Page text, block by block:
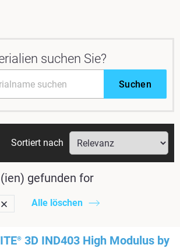
suchen Sie?
Suchen
gefunden for
Alle löschen
Sortiert nach
® 3D IND403 High Modulus by